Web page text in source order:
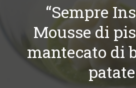
“Sempre
Mousse di
mantecato di
patate